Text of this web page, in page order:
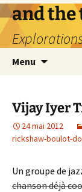
Aller
au
contenu
and the
Menu
Vijay Iyer
24 mai 2012
rickshaw-boulot-
Un groupe de
chanson déjà